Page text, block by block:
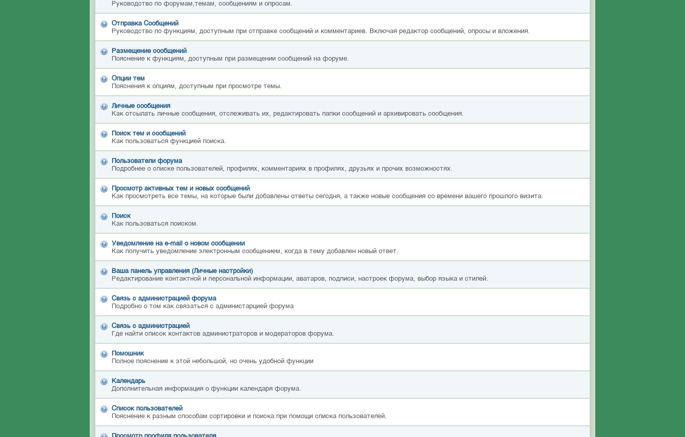
Руководство по форумам,темам, сообщениям и опросам.
Отправка Сообщений
Руководство по функциям, доступным при отправке сообщений и комментариев. Включая редактор сообщений, опросы и вложения.
Размещение сообщений
Пояснение к функциям, доступным при размещении сообщений на форуме.
Опции тем
Пояснения к опциям, доступным при просмотре темы.
Личные сообщения
Как отсылать личные сообщения, отслеживать их, редактировать папки сообщений и архивировать сообщения.
Поиск тем и сообщений
Как пользоваться функцией поиска.
Пользователи форума
Подробнее о списке пользователей, профилях, комментариях в профилях, друзьях и прочих возможностях.
Просмотр активных тем и новых сообщений
Как просмотреть все темы, на которые были добавлены ответы сегодня, а также новые сообщения со времени вашего прошлого визита.
Поиск
Как пользоваться поиском.
Уведомление на е-mail о новом сообщении
Как получить уведомление электронным сообщением, когда в тему добавлен новый ответ.
Ваша панель управления (Личные настройки)
Редактирование контактной и персональной информации, аватаров, подписи, настроек форума, выбор языка и стилей.
Связь с администрацией форума
Подробно о том как связаться с администарцией форума
Связь с администрацией
Где найти список контактов администраторов и модераторов форума.
Помошник
Полное пояснение к этой небольшой, но очень удобной функции
Календарь
Дополнительная информация о функции календаря форума.
Список пользователей
Пояснение к разным способам сортировки и поиска при помощи списка пользователей.